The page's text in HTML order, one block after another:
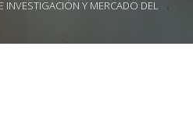
INVESTIGACIÓN Y MERCADO DEL